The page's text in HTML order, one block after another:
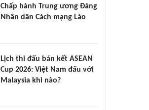
Chấp hành Trung ương Đảng
Nhân dân Cách mạng Lào
Lịch thi đấu bán kết ASEAN
Cup 2026: Việt Nam đấu với
Malaysia khi nào?